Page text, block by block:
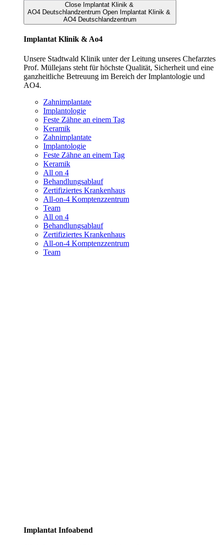
Close Implantat Klinik &
AO4 Deutschlandzentrum Open Implantat Klinik &
AO4 Deutschlandzentrum
Implantat Klinik & Ao4
Unsere Stadtwald Klinik unter der Leitung unseres Chefarztes
Prof. Müllejans steht für höchste Qualität, Sicherheit und eine
ganzheitliche Betreuung im Bereich der Implantologie und
AO4.
Zahnimplantate
Implantologie
Feste Zähne an einem Tag
Keramik
Zahnimplantate
Implantologie
Feste Zähne an einem Tag
Keramik
All on 4
Behandlungsablauf
Zertifiziertes Krankenhaus
All-on-4 Komptenzzentrum
Team
All on 4
Behandlungsablauf
Zertifiziertes Krankenhaus
All-on-4 Komptenzzentrum
Team
Implantat Infoabend